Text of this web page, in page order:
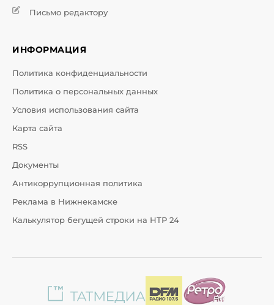
Письмо редактору
ИНФОРМАЦИЯ
Политика конфиденциальности
Политика о персональных данных
Условия использования сайта
Карта сайта
RSS
Документы
Антикоррупционная политика
Реклама в Нижнекамске
Калькулятор бегущей строки на НТР 24